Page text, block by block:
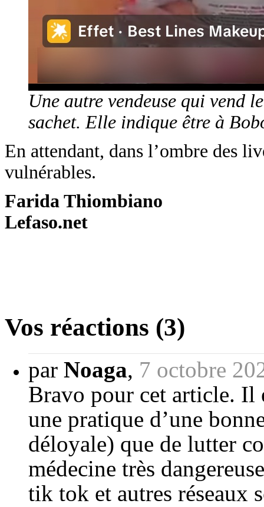
Une autre vendeuse qui vend
sachet. Elle indique être à
En attendant, dans l’ombre des
vulnérables.
Farida Thiombiano
Lefaso.net
Vos réactions (3)
par Noaga, 7 octobre
Bravo pour cet article. Il
une pratique d’une
déloyale) que de lutter
médecine très
tik tok et autres réseaux